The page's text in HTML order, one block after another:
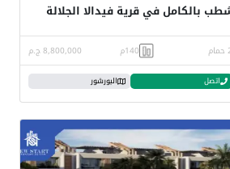
140م متشطب بالكامل في قرية فيدالا الجلالة
140م 8,800,000 ج.م
اتصل البورشور